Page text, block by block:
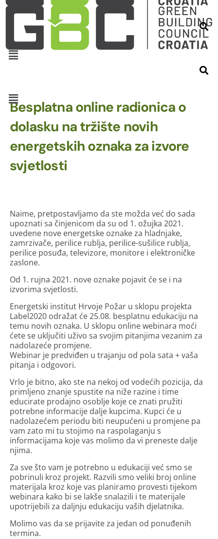
Besplatna online radionica o
dolasku na tržište novih
energetskih oznaka za izvore
svjetlosti
Naime, pretpostavljamo da ste možda već do sada
upoznati sa činjenicom da su od 1. ožujka 2021.
uvedene nove energetske oznake za hladnjake,
zamrzivače, perilice rublja, perilice-sušilice rublja,
perilice posuđa, televizore, monitore i elektroničke
zaslone.
Od 1. rujna 2021. nove oznake pojavit će se i na
izvorima svjetlosti.
Energetski institut Hrvoje Požar u sklopu projekta
Label2020 odražat će 25.08. besplatnu edukaciju na
temu novih oznaka. U sklopu online webinara moći
ćete se uključiti uživo sa svojim pitanjima vezanim za
nadolazeće promjene.
Webinar je predviđen u trajanju od pola sata + vaša
pitanja i odgovori.
Vrlo je bitno, ako ste na nekoj od vodećih pozicija, da
primljeno znanje spustite na niže razine i time
educirate prodajno osoblje koje ce znati pružiti
potrebne informacije dalje kupcima. Kupci će u
nadolazećem periodu biti neupućeni u promjene pa
vam zato mi tu stojimo na raspolaganju s
informacijama koje vas molimo da vi preneste dalje
njima.
Za sve što vam je potrebno u edukaciji već smo se
pobrinuli kroz projekt. Razvili smo veliki broj online
materijala kroz koje vas planiramo provesti tijekom
webinara kako bi se lakše snalazili i te materijale
upotrijebili za daljnju edukaciju vaših djelatnika.
Molimo vas da se prijavite za jedan od ponuđenih
termina.